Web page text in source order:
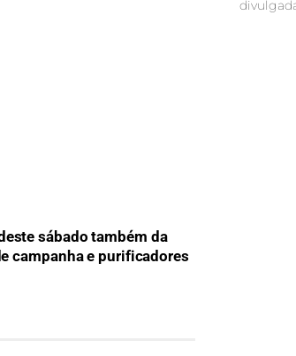
sábado também da
campanha e purificadores